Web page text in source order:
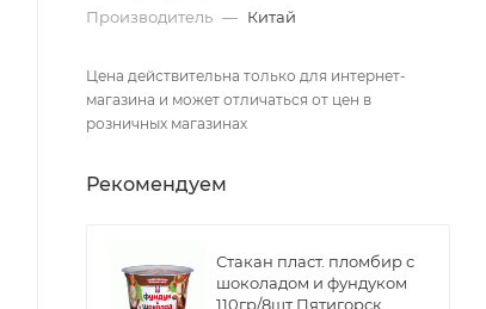
Производитель — Китай
Цена действительна только для интернет-
магазина и может отличаться от цен в
розничных магазинах
Рекомендуем
Стакан пласт. пломбир с
шоколадом и фундуком
110гр/8шт Пятигорск